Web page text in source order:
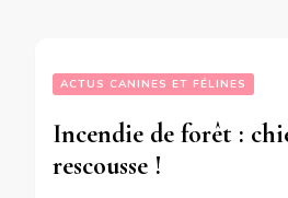
ACTUS CANINES ET FÉLINES
Incendie de forêt :
rescousse !